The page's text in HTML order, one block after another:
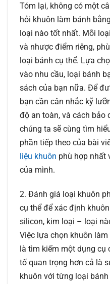
Tóm lại, không có một
hỏi khuôn làm bánh
loại nào tốt nhất. Mỗi
và nhược điểm riêng,
loại bánh cụ thể. Lựa
vào nhu cầu, loại bánh
sách của bạn nữa. Để
bạn cần cân nhắc kỹ
độ an toàn, và cách bảo
chúng ta sẽ cùng tìm
phần tiếp theo của bài
liệu khuôn phù hợp nhất
của mình.
2. Đánh giá loại khuôn
cụ thể để xác định
silicon, kim loại – loại
Việc lựa chọn khuôn
là tìm kiếm một dụng cụ
tố quan trọng hơn cả là
khuôn với từng loại